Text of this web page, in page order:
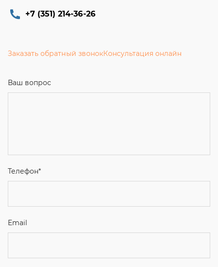
+7 (351) 214-36-26
Заказать обратный звонокКонсультация онлайн
Ваш вопрос